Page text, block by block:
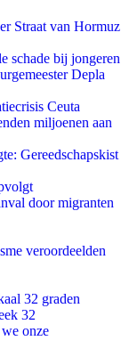
Straat van Hormuz
schade bij jongeren
Depla
Ceuta
miljoenen aan
Gereedschapskist
door migranten
veroordeelden
32 graden
32
onze